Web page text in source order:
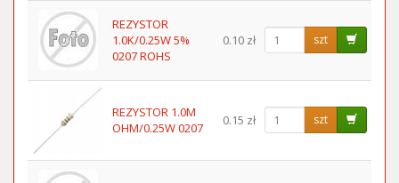
REZYSTOR
1.0K/0.25W 5%
0207 ROHS
0.10 zł szt
REZYSTOR 1.0M
OHM/0.25W 0207
0.15 zł szt